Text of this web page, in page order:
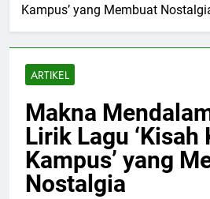
Kampus’ yang Membuat
ARTIKEL
Makna
Lirik Lagu ‘Kisah
Kampus’ yang
Nostalgia